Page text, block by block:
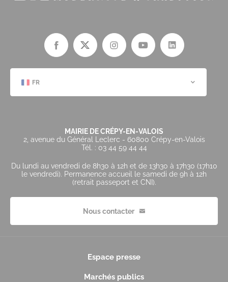
FR
MAIRIE DE CRÉPY-EN-VALOIS
2, avenue du Général Leclerc - 60800 Crépy-en-Valois
Tél. : 03 44 59 44 44
Du lundi au vendredi de 8h30 à 12h et de 13h30 à 17h30 (17h10
le vendredi). Permanence accueil le samedi de 9h à 12h
(retrait passeport et CNI).
Nous contacter
Espace presse
Marchés publics